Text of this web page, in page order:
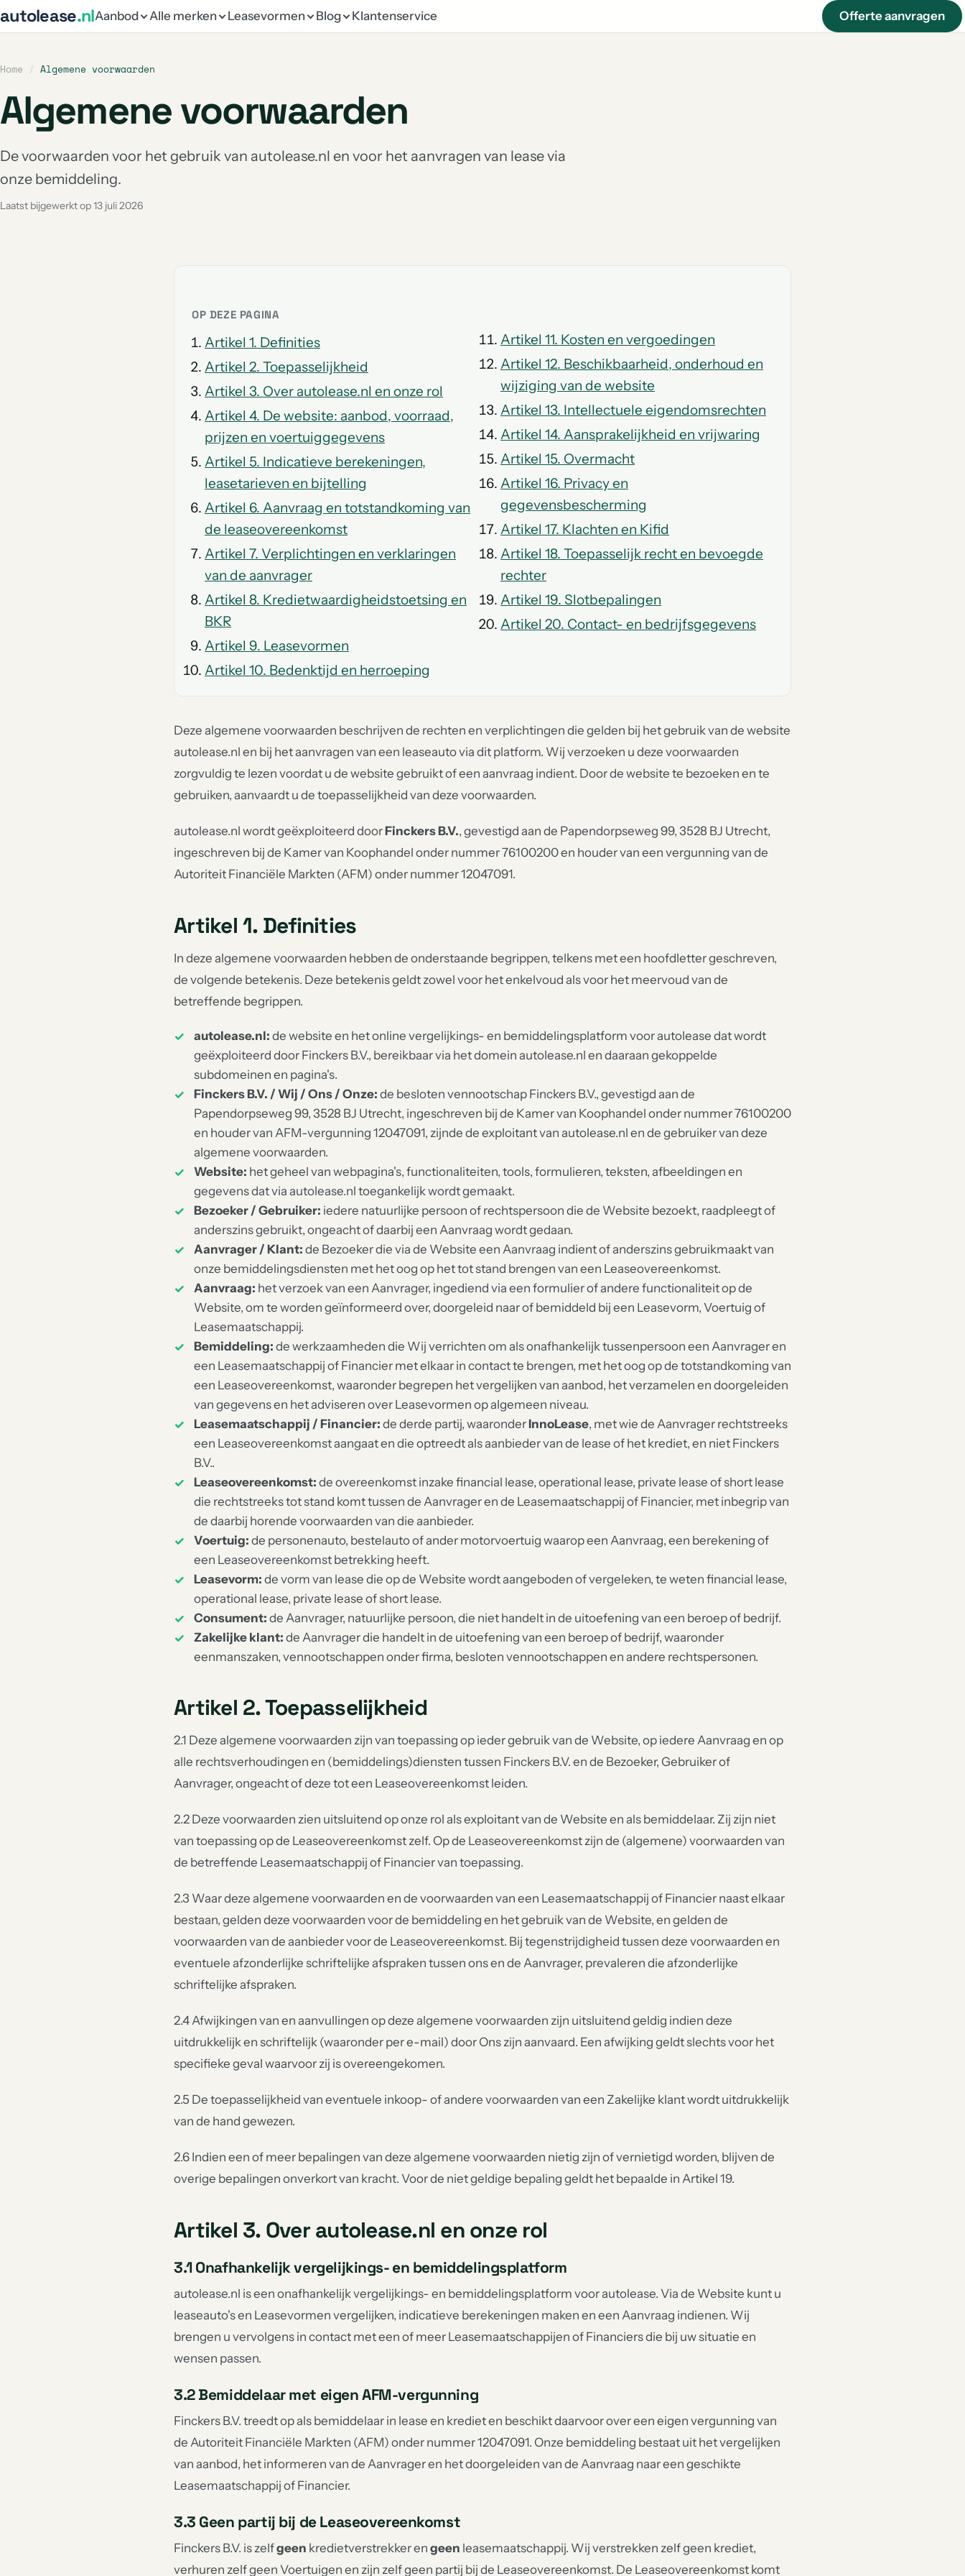
autolease.nlAanbod Alle merken Leasevormen Blog Klantenservice Offerte aanvragen
Home / Algemene voorwaarden
Algemene voorwaarden
De voorwaarden voor het gebruik van autolease.nl en voor het aanvragen van lease via
onze bemiddeling.
Laatst bijgewerkt op 13 juli 2026
OP DEZE PAGINA
Artikel 1. Definities
Artikel 2. Toepasselijkheid
Artikel 3. Over autolease.nl en onze rol
Artikel 4. De website: aanbod, voorraad,
prijzen en voertuiggegevens
Artikel 5. Indicatieve berekeningen,
leasetarieven en bijtelling
Artikel 6. Aanvraag en totstandkoming van
de leaseovereenkomst
Artikel 7. Verplichtingen en verklaringen
van de aanvrager
Artikel 8. Kredietwaardigheidstoetsing en
BKR
Artikel 9. Leasevormen
Artikel 10. Bedenktijd en herroeping
Artikel 11. Kosten en vergoedingen
Artikel 12. Beschikbaarheid, onderhoud en
wijziging van de website
Artikel 13. Intellectuele eigendomsrechten
Artikel 14. Aansprakelijkheid en vrijwaring
Artikel 15. Overmacht
Artikel 16. Privacy en
gegevensbescherming
Artikel 17. Klachten en Kifid
Artikel 18. Toepasselijk recht en bevoegde
rechter
Artikel 19. Slotbepalingen
Artikel 20. Contact- en bedrijfsgegevens
Deze algemene voorwaarden beschrijven de rechten en verplichtingen die gelden bij het gebruik van de website
autolease.nl en bij het aanvragen van een leaseauto via dit platform. Wij verzoeken u deze voorwaarden
zorgvuldig te lezen voordat u de website gebruikt of een aanvraag indient. Door de website te bezoeken en te
gebruiken, aanvaardt u de toepasselijkheid van deze voorwaarden.
autolease.nl wordt geëxploiteerd door Finckers B.V., gevestigd aan de Papendorpseweg 99, 3528 BJ Utrecht,
ingeschreven bij de Kamer van Koophandel onder nummer 76100200 en houder van een vergunning van de
Autoriteit Financiële Markten (AFM) onder nummer 12047091.
Artikel 1. Definities
In deze algemene voorwaarden hebben de onderstaande begrippen, telkens met een hoofdletter geschreven,
de volgende betekenis. Deze betekenis geldt zowel voor het enkelvoud als voor het meervoud van de
betreffende begrippen.
autolease.nl: de website en het online vergelijkings- en bemiddelingsplatform voor autolease dat wordt
geëxploiteerd door Finckers B.V., bereikbaar via het domein autolease.nl en daaraan gekoppelde
subdomeinen en pagina's.
Finckers B.V. / Wij / Ons / Onze: de besloten vennootschap Finckers B.V., gevestigd aan de
Papendorpseweg 99, 3528 BJ Utrecht, ingeschreven bij de Kamer van Koophandel onder nummer 76100200
en houder van AFM-vergunning 12047091, zijnde de exploitant van autolease.nl en de gebruiker van deze
algemene voorwaarden.
Website: het geheel van webpagina's, functionaliteiten, tools, formulieren, teksten, afbeeldingen en
gegevens dat via autolease.nl toegankelijk wordt gemaakt.
Bezoeker / Gebruiker: iedere natuurlijke persoon of rechtspersoon die de Website bezoekt, raadpleegt of
anderszins gebruikt, ongeacht of daarbij een Aanvraag wordt gedaan.
Aanvrager / Klant: de Bezoeker die via de Website een Aanvraag indient of anderszins gebruikmaakt van
onze bemiddelingsdiensten met het oog op het tot stand brengen van een Leaseovereenkomst.
Aanvraag: het verzoek van een Aanvrager, ingediend via een formulier of andere functionaliteit op de
Website, om te worden geïnformeerd over, doorgeleid naar of bemiddeld bij een Leasevorm, Voertuig of
Leasemaatschappij.
Bemiddeling: de werkzaamheden die Wij verrichten om als onafhankelijk tussenpersoon een Aanvrager en
een Leasemaatschappij of Financier met elkaar in contact te brengen, met het oog op de totstandkoming van
een Leaseovereenkomst, waaronder begrepen het vergelijken van aanbod, het verzamelen en doorgeleiden
van gegevens en het adviseren over Leasevormen op algemeen niveau.
Leasemaatschappij / Financier: de derde partij, waaronder InnoLease, met wie de Aanvrager rechtstreeks
een Leaseovereenkomst aangaat en die optreedt als aanbieder van de lease of het krediet, en niet Finckers
B.V..
Leaseovereenkomst: de overeenkomst inzake financial lease, operational lease, private lease of short lease
die rechtstreeks tot stand komt tussen de Aanvrager en de Leasemaatschappij of Financier, met inbegrip van
de daarbij horende voorwaarden van die aanbieder.
Voertuig: de personenauto, bestelauto of ander motorvoertuig waarop een Aanvraag, een berekening of
een Leaseovereenkomst betrekking heeft.
Leasevorm: de vorm van lease die op de Website wordt aangeboden of vergeleken, te weten financial lease,
operational lease, private lease of short lease.
Consument: de Aanvrager, natuurlijke persoon, die niet handelt in de uitoefening van een beroep of bedrijf.
Zakelijke klant: de Aanvrager die handelt in de uitoefening van een beroep of bedrijf, waaronder
eenmanszaken, vennootschappen onder firma, besloten vennootschappen en andere rechtspersonen.
Artikel 2. Toepasselijkheid
2.1 Deze algemene voorwaarden zijn van toepassing op ieder gebruik van de Website, op iedere Aanvraag en op
alle rechtsverhoudingen en (bemiddelings)diensten tussen Finckers B.V. en de Bezoeker, Gebruiker of
Aanvrager, ongeacht of deze tot een Leaseovereenkomst leiden.
2.2 Deze voorwaarden zien uitsluitend op onze rol als exploitant van de Website en als bemiddelaar. Zij zijn niet
van toepassing op de Leaseovereenkomst zelf. Op de Leaseovereenkomst zijn de (algemene) voorwaarden van
de betreffende Leasemaatschappij of Financier van toepassing.
2.3 Waar deze algemene voorwaarden en de voorwaarden van een Leasemaatschappij of Financier naast elkaar
bestaan, gelden deze voorwaarden voor de bemiddeling en het gebruik van de Website, en gelden de
voorwaarden van de aanbieder voor de Leaseovereenkomst. Bij tegenstrijdigheid tussen deze voorwaarden en
eventuele afzonderlijke schriftelijke afspraken tussen ons en de Aanvrager, prevaleren die afzonderlijke
schriftelijke afspraken.
2.4 Afwijkingen van en aanvullingen op deze algemene voorwaarden zijn uitsluitend geldig indien deze
uitdrukkelijk en schriftelijk (waaronder per e-mail) door Ons zijn aanvaard. Een afwijking geldt slechts voor het
specifieke geval waarvoor zij is overeengekomen.
2.5 De toepasselijkheid van eventuele inkoop- of andere voorwaarden van een Zakelijke klant wordt uitdrukkelijk
van de hand gewezen.
2.6 Indien een of meer bepalingen van deze algemene voorwaarden nietig zijn of vernietigd worden, blijven de
overige bepalingen onverkort van kracht. Voor de niet geldige bepaling geldt het bepaalde in Artikel 19.
Artikel 3. Over autolease.nl en onze rol
3.1 Onafhankelijk vergelijkings- en bemiddelingsplatform
autolease.nl is een onafhankelijk vergelijkings- en bemiddelingsplatform voor autolease. Via de Website kunt u
leaseauto's en Leasevormen vergelijken, indicatieve berekeningen maken en een Aanvraag indienen. Wij
brengen u vervolgens in contact met een of meer Leasemaatschappijen of Financiers die bij uw situatie en
wensen passen.
3.2 Bemiddelaar met eigen AFM-vergunning
Finckers B.V. treedt op als bemiddelaar in lease en krediet en beschikt daarvoor over een eigen vergunning van
de Autoriteit Financiële Markten (AFM) onder nummer 12047091. Onze bemiddeling bestaat uit het vergelijken
van aanbod, het informeren van de Aanvrager en het doorgeleiden van de Aanvraag naar een geschikte
Leasemaatschappij of Financier.
3.3 Geen partij bij de Leaseovereenkomst
Finckers B.V. is zelfgeen kredietverstrekker en geen leasemaatschappij. Wij verstrekken zelf geen krediet,
verhuren zelf geen Voertuigen en zijn zelf geen partij bij de Leaseovereenkomst. De Leaseovereenkomst komt